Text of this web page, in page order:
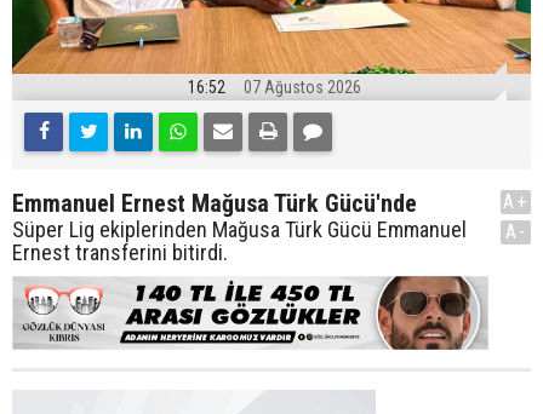
16:52 07 Ağustos 2026
Emmanuel Ernest Mağusa Türk Gücü'nde
Süper Lig ekiplerinden Mağusa Türk Gücü Emmanuel
Ernest transferini bitirdi.
A+
A-